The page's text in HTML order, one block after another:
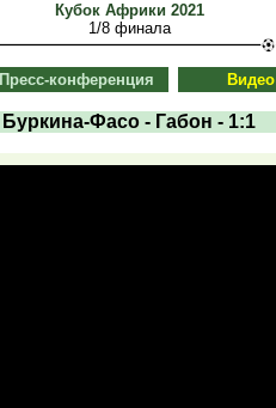
Кубок Африки 2021
1/8 финала
Пресс-конференция Видео
Буркина-Фасо - Габон - 1:1